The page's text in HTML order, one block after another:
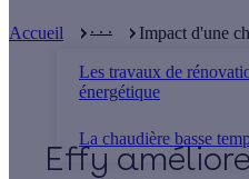
Accueil . . .
Les travaux de
énergétique
La chaudière basse
Impact d'une
Effy